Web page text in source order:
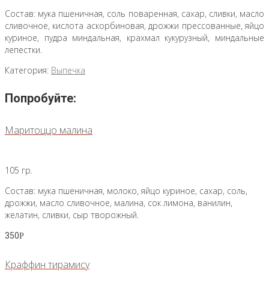
Состав: мука пшеничная, соль поваренная, сахар, сливки, масло
сливочное, кислота аскорбиновая, дрожжи прессованные, яйцо
куриное, пудра миндальная, крахмал кукурузный, миндальные
лепестки.
Категория: Выпечка
Попробуйте:
Маритоццо малина
105 гр.
Состав: мука пшеничная, молоко, яйцо куриное, сахар, соль,
дрожжи, масло сливочное, малина, сок лимона, ванилин,
желатин, сливки, сыр творожный.
350Р
Краффин тирамису